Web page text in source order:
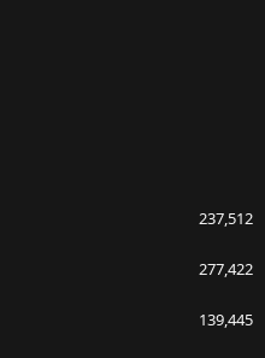
237,512
277,422
139,445